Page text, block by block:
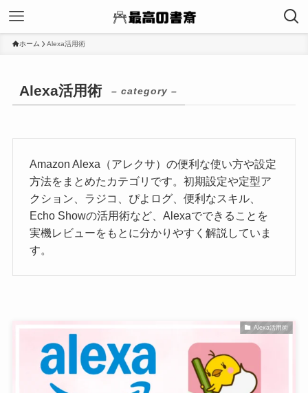
ホーム Alexa活用術
Alexa活用術 – category –
Amazon Alexa（アレクサ）の便利な使い方や設定
方法をまとめたカテゴリです。初期設定や定型ア
クション、ラジコ、ぴよログ、便利なスキル、
Echo Showの活用術など、Alexaでできることを
実機レビューをもとに分かりやすく解説していま
す。
Alexa活用術